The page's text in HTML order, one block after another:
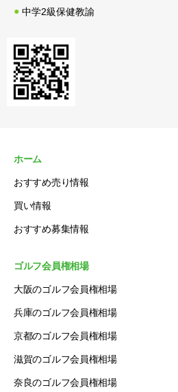
中学2級保健教諭
ホーム
おすすめ売り情報
買い情報
おすすめ募集情報
ゴルフ会員権相場
大阪のゴルフ会員権相場
兵庫のゴルフ会員権相場
京都のゴルフ会員権相場
滋賀のゴルフ会員権相場
奈良のゴルフ会員権相場